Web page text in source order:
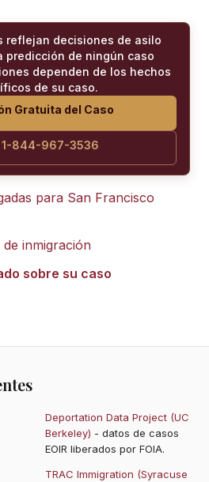
reflejan decisiones de asilo
predicción de ningún caso
dependen de los hechos
de su caso.
Gratuita del Caso
1-844-967-3536
para San Francisco
inmigración
sobre su caso
Deportation Data Project (UC
Berkeley) - datos de casos
EOIR liberados por FOIA.
TRAC Immigration (Syracuse